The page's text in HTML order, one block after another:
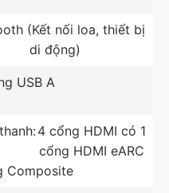
hình dạng loa độc đáo
thanh tivi và độ mỏng
động, nghe nhạc cuốn
DTS Digital
Amplifier,S-Force Front
âm thanh đa chiều
(Kết nối loa, thiết bị
di động)
USB A
4 cổng HDMI có 1
cổng HDMI eARC
Composite